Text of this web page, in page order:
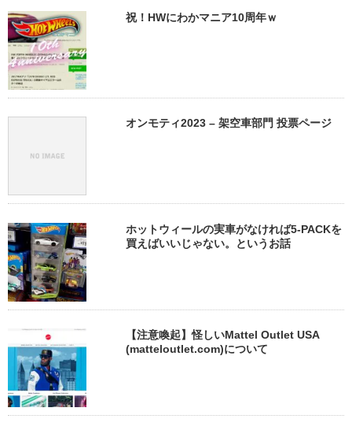
祝！HWにわかマニア10周年ｗ
オンモティ2023 – 架空車部門 投票ページ
ホットウィールの実車がなければ5-PACKを
買えばいいじゃない。というお話
【注意喚起】怪しいMattel Outlet USA
(matteloutlet.com)について